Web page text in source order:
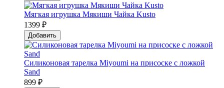
Мягкая игрушка Мякиши Чайка Kusto
1399 ₽
Добавить
Силиконовая тарелка Мiyoumi на присоске с ложкой
Sand
899 ₽